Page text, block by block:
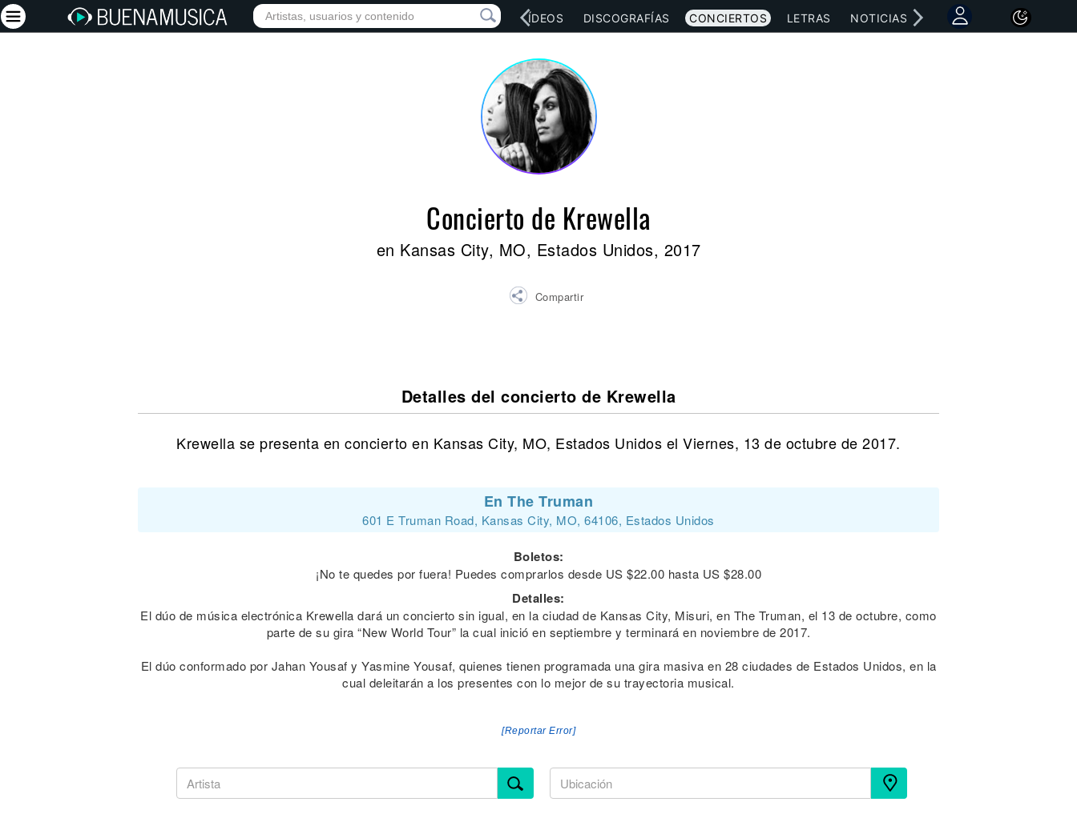
INICIO ARTISTAS RED SOCIAL MÚSICA VÍDEOS DISCOGRAFÍAS CONCIERTOS LETRAS NOTICIAS
Concierto de Krewella
en Kansas City, MO, Estados Unidos, 2017
Compartir
Detalles del concierto de Krewella
Krewella se presenta en concierto en Kansas City, MO, Estados Unidos el Viernes, 13 de octubre de 2017.
En The Truman
601 E Truman Road, Kansas City, MO, 64106, Estados Unidos
Boletos:
¡No te quedes por fuera! Puedes comprarlos desde US $22.00 hasta US $28.00
Detalles:
El dúo de música electrónica Krewella dará un concierto sin igual, en la ciudad de Kansas City, Misuri, en The Truman, el 13 de octubre, como
parte de su gira “New World Tour” la cual inició en septiembre y terminará en noviembre de 2017.
El dúo conformado por Jahan Yousaf y Yasmine Yousaf, quienes tienen programada una gira masiva en 28 ciudades de Estados Unidos, en la
cual deleitarán a los presentes con lo mejor de su trayectoria musical.
[Reportar Error]